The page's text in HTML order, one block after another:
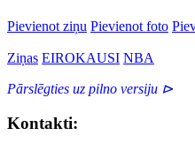
Pievienot ziņu Pievienot foto
Ziņas EIROKAUSI NBA
Pārslēgties uz pilno versiju ⊳
Kontakti: